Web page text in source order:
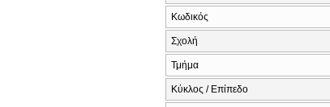
Κωδικός
Σχολή
Τμήμα
Κύκλος / Επίπεδο